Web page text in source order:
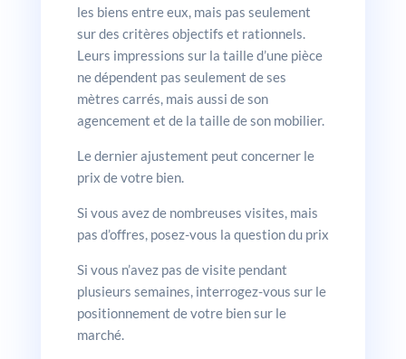
les biens entre eux, mais pas seulement
sur des critères objectifs et rationnels.
Leurs impressions sur la taille d’une pièce
ne dépendent pas seulement de ses
mètres carrés, mais aussi de son
agencement et de la taille de son mobilier.
Le dernier ajustement peut concerner le
prix de votre bien.
Si vous avez de nombreuses visites, mais
pas d’offres, posez-vous la question du prix
Si vous n’avez pas de visite pendant
plusieurs semaines, interrogez-vous sur le
positionnement de votre bien sur le
marché.